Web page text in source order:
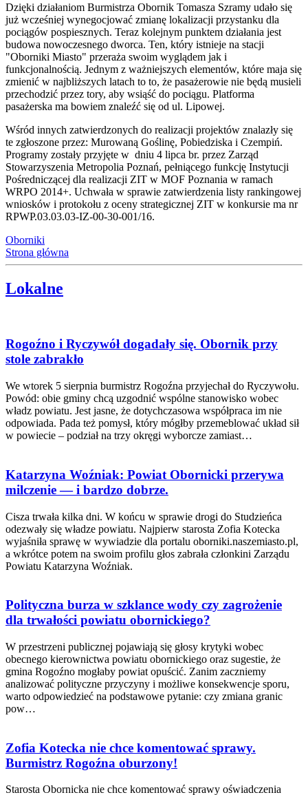
Dzięki działaniom Burmistrza Obornik Tomasza Szramy udało się
już wcześniej wynegocjować zmianę lokalizacji przystanku dla
pociągów pospiesznych. Teraz kolejnym punktem działania jest
budowa nowoczesnego dworca. Ten, który istnieje na stacji
"Oborniki Miasto" przeraża swoim wyglądem jak i
funkcjonalnością. Jednym z ważniejszych elementów, które maja się
zmienić w najbliższych latach to to, że pasażerowie nie będą musieli
przechodzić przez tory, aby wsiąść do pociągu. Platforma
pasażerska ma bowiem znaleźć się od ul. Lipowej.
Wśród innych zatwierdzonych do realizacji projektów znalazły się
te zgłoszone przez: Murowaną Goślinę, Pobiedziska i Czempiń.
Programy zostały przyjęte w dniu 4 lipca br. przez Zarząd
Stowarzyszenia Metropolia Poznań, pełniącego funkcję Instytucji
Pośredniczącej dla realizacji ZIT w MOF Poznania w ramach
WRPO 2014+. Uchwała w sprawie zatwierdzenia listy rankingowej
wniosków i protokołu z oceny strategicznej ZIT w konkursie ma nr
RPWP.03.03.03-IZ-00-30-001/16.
Oborniki
Strona główna
Lokalne
Rogoźno i Ryczywół dogadały się. Obornik przy
stole zabrakło
We wtorek 5 sierpnia burmistrz Rogoźna przyjechał do Ryczywołu.
Powód: obie gminy chcą uzgodnić wspólne stanowisko wobec
władz powiatu. Jest jasne, że dotychczasowa współpraca im nie
odpowiada. Pada też pomysł, który mógłby przemeblować układ sił
w powiecie – podział na trzy okręgi wyborcze zamiast…
Katarzyna Woźniak: Powiat Obornicki przerywa
milczenie — i bardzo dobrze.
Cisza trwała kilka dni. W końcu w sprawie drogi do Studzieńca
odezwały się władze powiatu. Najpierw starosta Zofia Kotecka
wyjaśniła sprawę w wywiadzie dla portalu oborniki.naszemiasto.pl,
a wkrótce potem na swoim profilu głos zabrała członkini Zarządu
Powiatu Katarzyna Woźniak.
Polityczna burza w szklance wody czy zagrożenie
dla trwałości powiatu obornickiego?
W przestrzeni publicznej pojawiają się głosy krytyki wobec
obecnego kierownictwa powiatu obornickiego oraz sugestie, że
gmina Rogoźno mogłaby powiat opuścić. Zanim zaczniemy
analizować polityczne przyczyny i możliwe konsekwencje sporu,
warto odpowiedzieć na podstawowe pytanie: czy zmiana granic
pow…
Zofia Kotecka nie chce komentować sprawy.
Burmistrz Rogoźna oburzony!
Starosta Obornicka nie chce komentować sprawy oświadczenia